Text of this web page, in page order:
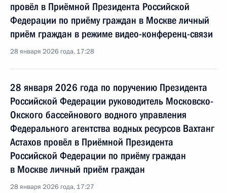
провёл в Приёмной Президента Российской
Федерации по приёму граждан в Москве личный
приём граждан в режиме видео-конференц-связи
28 января 2026 года, 17:28
28 января 2026 года по поручению Президента
Российской Федерации руководитель Московско-
Окского бассейнового водного управления
Федерального агентства водных ресурсов Вахтанг
Астахов провёл в Приёмной Президента
Российской Федерации по приёму граждан
в Москве личный приём граждан
28 января 2026 года, 17:27